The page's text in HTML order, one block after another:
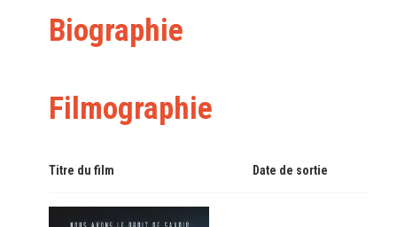
Biographie
Filmographie
Titre du film Date de sortie